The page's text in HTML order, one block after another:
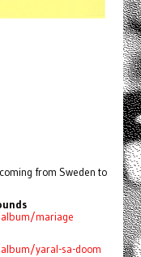
from Sweden to
mariage
yaral-sa-doom